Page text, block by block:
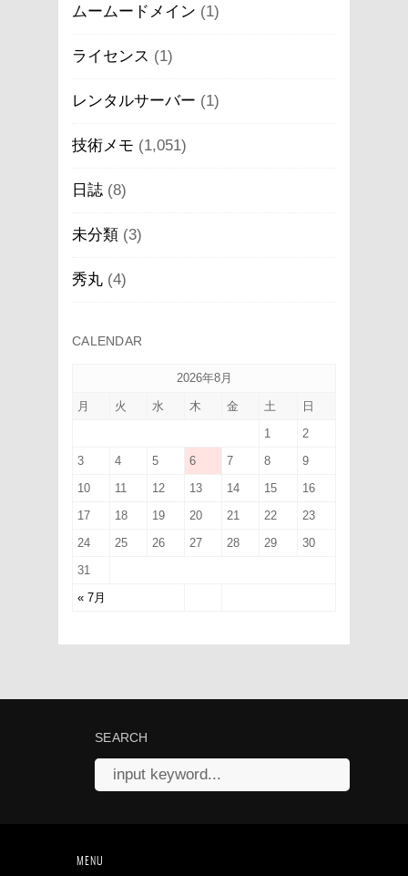
ムームードメイン (1)
ライセンス (1)
レンタルサーバー (1)
技術メモ (1,051)
日誌 (8)
未分類 (3)
秀丸 (4)
CALENDAR
2026年8月
月 火 水 木 金 土 日
« 7月
1
2
3
4 5 6 7 8
9
10
11 12 13 14 15
16
17
18 19 20 21 22
23
24
25 26 27 28 29
30
31
SEARCH
MENU